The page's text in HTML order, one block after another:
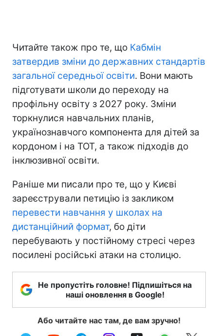
Читайте також про те, що Кабмін
затвердив зміни до державних стандартів
загальної середньої освіти. Вони мають
підготувати школи до переходу на
профільну освіту з 2027 року. Зміни
торкнулися навчальних планів,
українознавчого компонента для дітей за
кордоном і на ТОТ, а також підходів до
інклюзивної освіти.
Раніше ми писали про те, що у Києві
зареєстрували петицію із закликом
перевести навчання у школах на
дистанційний формат, бо діти
перебувають у постійному стресі через
посилені російські атаки на столицю.
Не пропустіть головне! Підпишіться на
наші оновлення в Google!
Або читайте нас там, де вам зручно!